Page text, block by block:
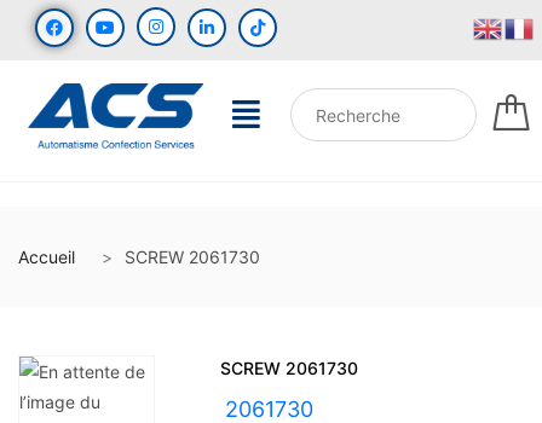
Accueil SCREW 2061730
SCREW 2061730
2061730